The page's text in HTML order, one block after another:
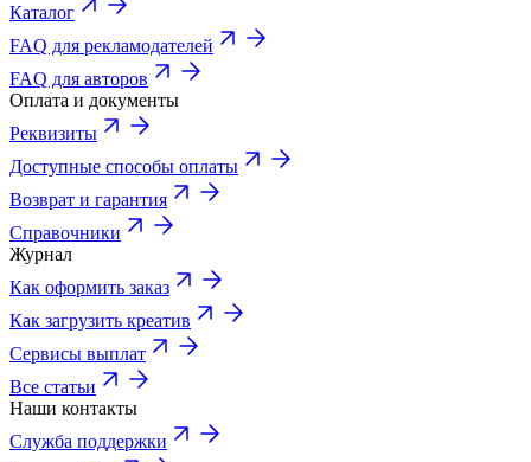
Каталог
FAQ для рекламодателей
FAQ для авторов
Оплата и документы
Реквизиты
Доступные способы оплаты
Возврат и гарантия
Справочники
Журнал
Как оформить заказ
Как загрузить креатив
Сервисы выплат
Все статьи
Наши контакты
Служба поддержки